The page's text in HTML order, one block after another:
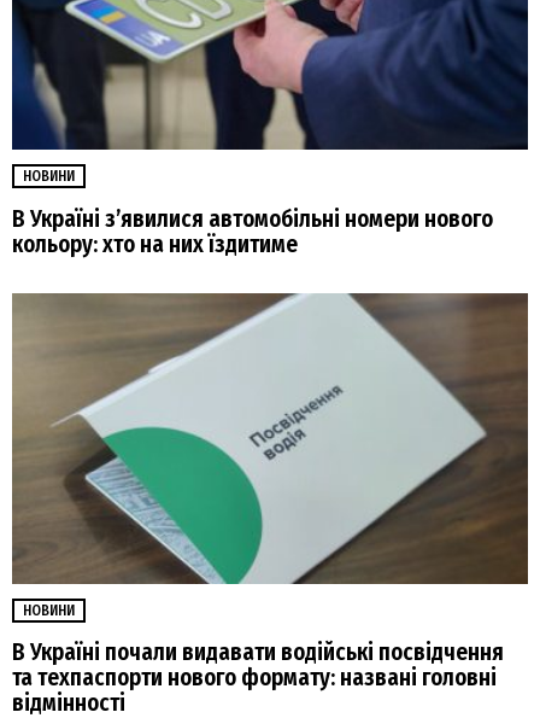
НОВИНИ
В Україні з’явилися автомобільні номери нового
кольору: хто на них їздитиме
НОВИНИ
В Україні почали видавати водійські посвідчення
та техпаспорти нового формату: названі головні
відмінності